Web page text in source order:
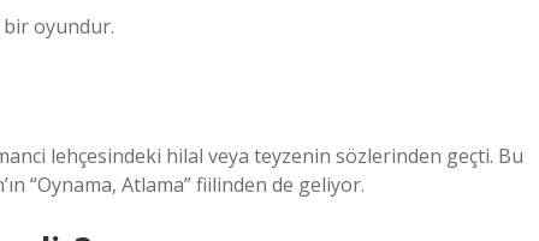
oyundur.
lehçesindeki hilal veya teyzenin sözlerinden geçti. Bu
“Oynama, Atlama” fiilinden de geliyor.